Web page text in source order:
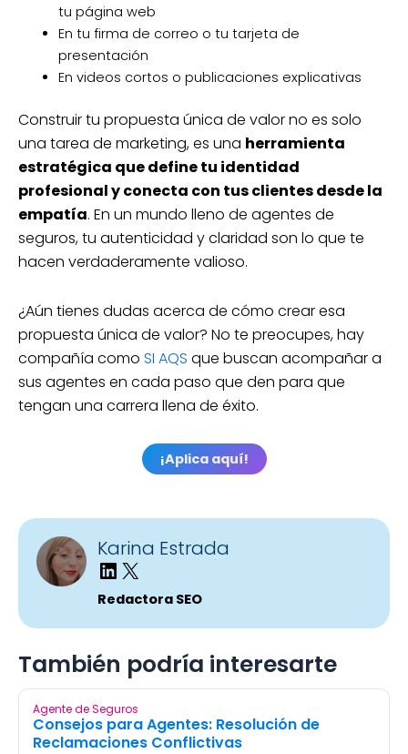
tu página web
En tu firma de correo o tu tarjeta de
presentación
En videos cortos o publicaciones explicativas
Construir tu propuesta única de valor no es solo
una tarea de marketing, es una herramienta
estratégica que define tu identidad
profesional y conecta con tus clientes desde la
empatía. En un mundo lleno de agentes de
seguros, tu autenticidad y claridad son lo que te
hacen verdaderamente valioso.
¿Aún tienes dudas acerca de cómo crear esa
propuesta única de valor? No te preocupes, hay
compañía como SI AQS que buscan acompañar a
sus agentes en cada paso que den para que
tengan una carrera llena de éxito.
¡Aplica aquí!
Karina Estrada
Redactora SEO
También podría interesarte
Agente de Seguros
Consejos para Agentes: Resolución de
Reclamaciones Conflictivas